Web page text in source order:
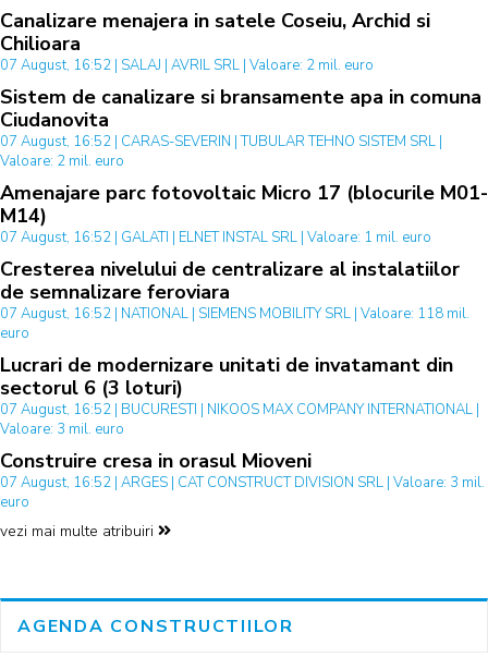
Canalizare menajera in satele Coseiu, Archid si
Chilioara
07 August, 16:52 | SALAJ | AVRIL SRL | Valoare: 2 mil. euro
Sistem de canalizare si bransamente apa in comuna
Ciudanovita
07 August, 16:52 | CARAS-SEVERIN | TUBULAR TEHNO SISTEM SRL |
Valoare: 2 mil. euro
Amenajare parc fotovoltaic Micro 17 (blocurile M01-
M14)
07 August, 16:52 | GALATI | ELNET INSTAL SRL | Valoare: 1 mil. euro
Cresterea nivelului de centralizare al instalatiilor
de semnalizare feroviara
07 August, 16:52 | NATIONAL | SIEMENS MOBILITY SRL | Valoare: 118 mil.
euro
Lucrari de modernizare unitati de invatamant din
sectorul 6 (3 loturi)
07 August, 16:52 | BUCURESTI | NIKOOS MAX COMPANY INTERNATIONAL |
Valoare: 3 mil. euro
Construire cresa in orasul Mioveni
07 August, 16:52 | ARGES | CAT CONSTRUCT DIVISION SRL | Valoare: 3 mil.
euro
vezi mai multe atribuiri
AGENDA CONSTRUCTIILOR